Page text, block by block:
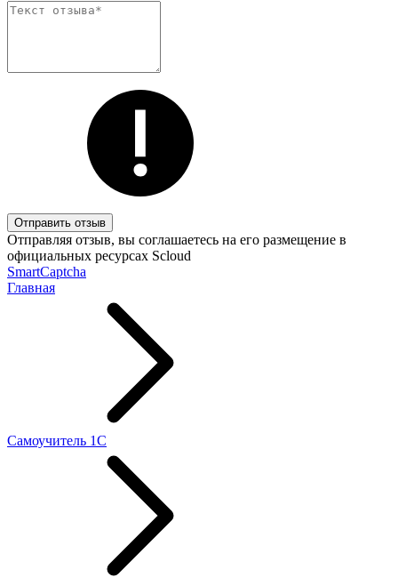
Отправить отзыв
Отправляя отзыв, вы соглашаетесь на его размещение в
официальных ресурсах Scloud
SmartCaptcha
Главная
Самоучитель 1С